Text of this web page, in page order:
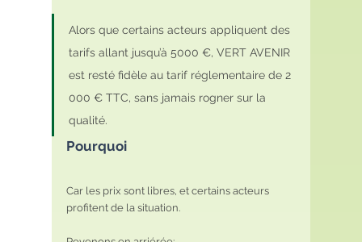
Alors que certains acteurs appliquent des
tarifs allant jusqu’à 5000 €, VERT AVENIR
est resté fidèle au tarif réglementaire de 2
000 € TTC, sans jamais rogner sur la
qualité.
Pourquoi
Car les prix sont libres, et certains acteurs
profitent de la situation.